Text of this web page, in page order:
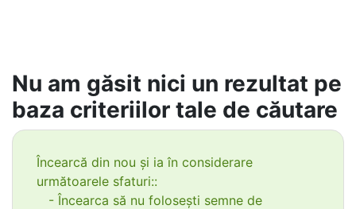
Nu am găsit nici un rezultat pe
baza criteriilor tale de căutare
Încearcă din nou și ia în considerare
următoarele sfaturi::
- Încearca să nu folosești semne de